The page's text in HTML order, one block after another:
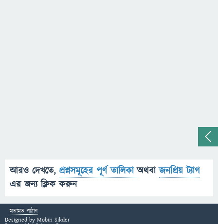
আরও দেখতে, প্রশ্নসমূহের পূর্ণ তালিকাঅথবাজনপ্রিয় ট্যাগ
এর জন্য ক্লিক করুন
মতামত পাঠান
Designed by Mobin Sikder